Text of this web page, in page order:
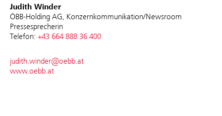
Judith Winder
ÖBB-Holding AG, Konzernkommunikation/Newsroom
Pressesprecherin
Telefon: +43 664 888 36 400
judith.winder@oebb.at
www.oebb.at